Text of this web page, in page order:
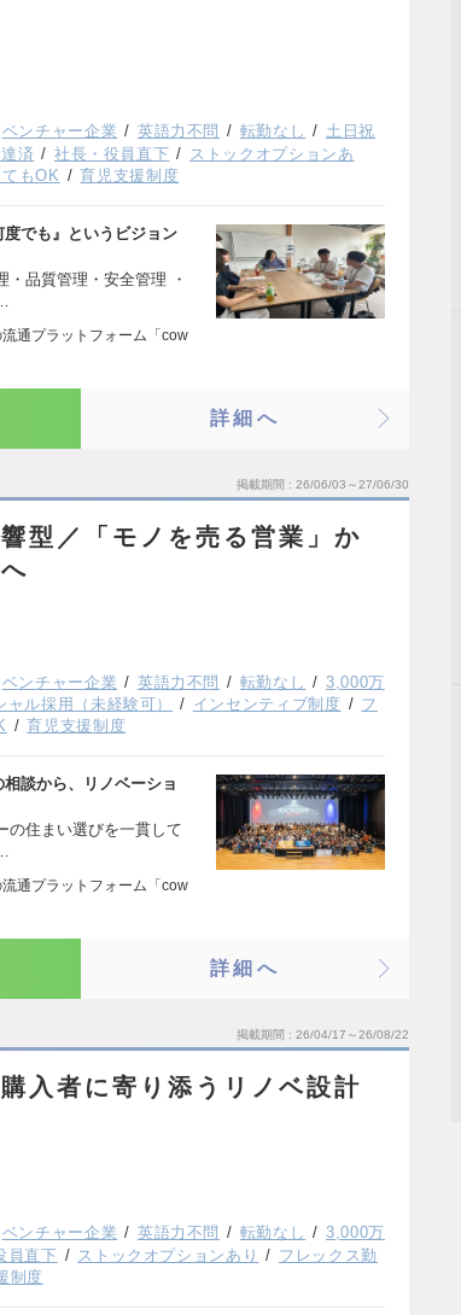
ベンチャー企業 英語力不問 転勤なし
土日祝
済 社長・役員直下
ストックオプションあ
もOK 育児支援制度
でも』というビジョン
・品質管理・安全管理 ・
通プラットフォーム「cow
詳細へ
掲載期間 26/06/03～27/06/30
型／「モノを売る営業」か
ベンチャー企業 英語力不問 転勤なし
3,000万
ャル採用（未経験可） インセンティブ制度
フ
育児支援制度
談から、リノベーショ
の住まい選びを一貫して
通プラットフォーム「cow
詳細へ
掲載期間 26/04/17～26/08/22
入者に寄り添うリノベ設計
ベンチャー企業 英語力不問 転勤なし
3,000万
員直下 ストックオプションあり
フレックス勤
制度